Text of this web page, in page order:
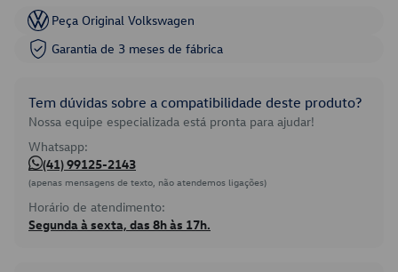
Peça Original Volkswagen
Garantia de 3 meses de fábrica
Tem dúvidas sobre a compatibilidade deste produto?
Nossa equipe especializada está pronta para ajudar!
Whatsapp:
(41) 99125-2143
(apenas mensagens de texto, não atendemos ligações)
Horário de atendimento:
Segunda à sexta, das 8h às 17h.